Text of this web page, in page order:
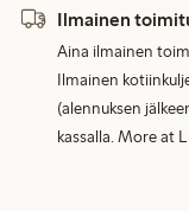
Ilmainen
Aina ilmainen
Ilmainen
(alennuksen
kassalla. More at